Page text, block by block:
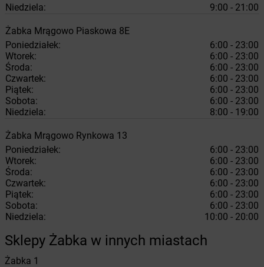
Niedziela:
9:00 - 21:00
Żabka Mrągowo Piaskowa 8E
Poniedziałek:
6:00 - 23:00
Wtorek:
6:00 - 23:00
Środa:
6:00 - 23:00
Czwartek:
6:00 - 23:00
Piątek:
6:00 - 23:00
Sobota:
6:00 - 23:00
Niedziela:
8:00 - 19:00
Żabka Mrągowo Rynkowa 13
Poniedziałek:
6:00 - 23:00
Wtorek:
6:00 - 23:00
Środa:
6:00 - 23:00
Czwartek:
6:00 - 23:00
Piątek:
6:00 - 23:00
Sobota:
6:00 - 23:00
Niedziela:
10:00 - 20:00
Sklepy Żabka w innych miastach
Żabka 1